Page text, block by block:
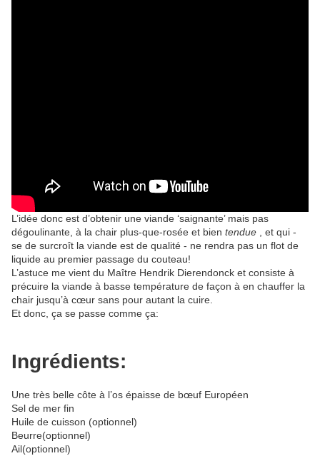
L’idée donc est d’obtenir une viande ‘saignante’ mais pas
dégoulinante, à la chair plus-que-rosée et bien tendue , et qui -
se de surcroît la viande est de qualité - ne rendra pas un flot de
liquide au premier passage du couteau!
L’astuce me vient du Maître Hendrik Dierendonck et consiste à
précuire la viande à basse température de façon à en chauffer la
chair jusqu’à cœur sans pour autant la cuire.
Et donc, ça se passe comme ça:
Ingrédients:
Une très belle côte à l’os épaisse de bœuf Européen
Sel de mer fin
Huile de cuisson (optionnel)
Beurre(optionnel)
Ail(optionnel)